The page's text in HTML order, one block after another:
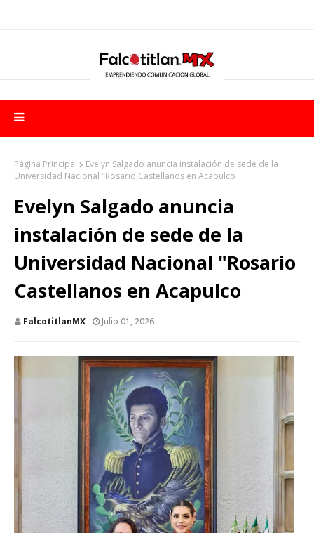
Página Principal
Evelyn Salgado anuncia instalación de sede de la
Universidad Nacional "Rosario Castellanos en Acapulco
Evelyn Salgado anuncia
instalación de sede de la
Universidad Nacional "Rosario
Castellanos en Acapulco
FalcotitlanMX Julio 01, 2026